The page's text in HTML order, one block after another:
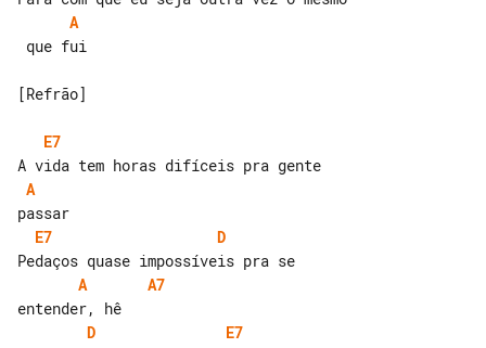
A
[Refrão]
E7
A
E7
D
A
A7
D
E7